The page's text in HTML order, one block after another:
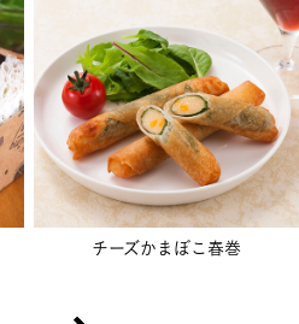
チーズかまぼこ春巻